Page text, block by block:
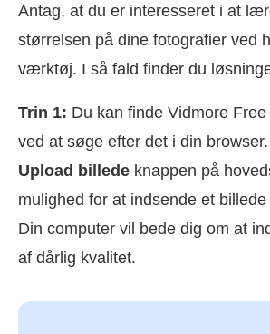
Antag, at du er interesseret i at
størrelsen på dine fotografier ved
værktøj. I så fald finder du
Trin 1: Du kan finde Vidmore
ved at søge efter det i din
Upload billede knappen på
mulighed for at indsende et
Din computer vil bede dig om at
af dårlig kvalitet.